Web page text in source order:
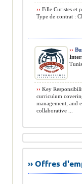
›› Fille Curistes et
Type de contrat :
››
›› Key
curriculum
management, and
collaborative ...
›› Offres